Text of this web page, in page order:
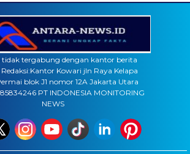
tidak tergabung dengan kantor berita
Kowari jln Raya Kelapa
blok J1 nomor 12A Jakarta Utara
PT INDONESIA MONITORING
NEWS